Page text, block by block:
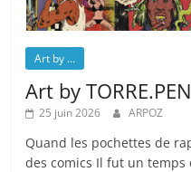
Art by ...
Art by
25 juin 2026 ARPOZ
Quand les pochettes de
des comics Il fut un temps